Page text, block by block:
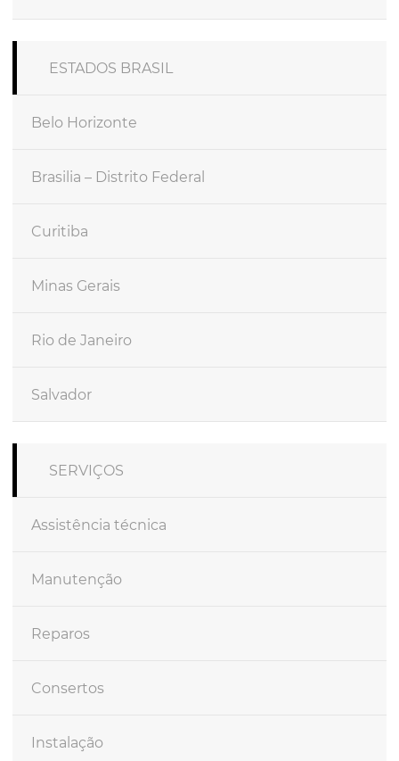
ESTADOS BRASIL
Belo Horizonte
Brasilia – Distrito Federal
Curitiba
Minas Gerais
Rio de Janeiro
Salvador
SERVIÇOS
Assistência técnica
Manutenção
Reparos
Consertos
Instalação